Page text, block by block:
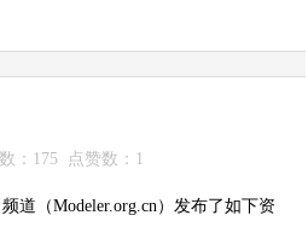
：175 点赞数：1
道（Modeler.org.cn）发布了如下资